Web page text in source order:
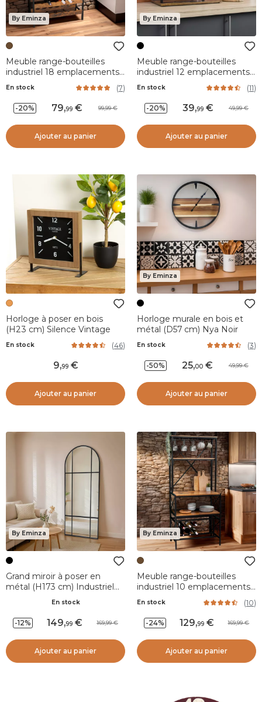
By Eminza
Meuble range-bouteilles
industriel 18 emplacements
et porte-verres (H100 cm)
Hugo Marron
En stock (7)
-20% 79,99 99,99
Ajouter au panier
By Eminza
Meuble range-bouteilles
industriel 12 emplacements
et porte-verres (H50 cm)
Arthur Noir
En stock (11)
-20% 39,99 49,99
Ajouter au panier
Horloge à poser en bois
(H23 cm) Silence Vintage
En stock (46)
9,99
Ajouter au panier
By Eminza
Horloge murale en bois et
métal (D57 cm) Nya Noir
En stock (3)
-50% 25,00 49,99
Ajouter au panier
By Eminza
Grand miroir à poser en
métal (H173 cm) Industriel
En stock
-12% 149,99 169,99
Ajouter au panier
By Eminza
Meuble range-bouteilles
industriel 10 emplacements
et porte-verres (H178 cm)
Léon Marron
En stock (10)
-24% 129,99 169,99
Ajouter au panier